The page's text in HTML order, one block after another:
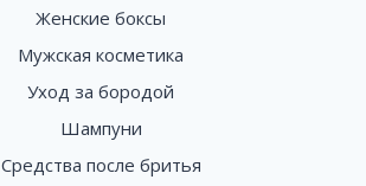
Женские боксы
Мужская косметика
Уход за бородой
Шампуни
Средства после бритья